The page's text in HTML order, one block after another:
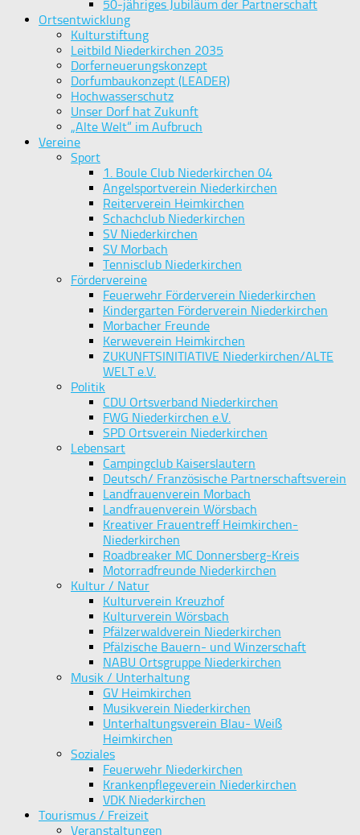
50-jähriges Jubiläum der Partnerschaft
Ortsentwicklung
Kulturstiftung
Leitbild Niederkirchen 2035
Dorferneuerungskonzept
Dorfumbaukonzept (LEADER)
Hochwasserschutz
Unser Dorf hat Zukunft
„Alte Welt“ im Aufbruch
Vereine
Sport
1. Boule Club Niederkirchen 04
Angelsportverein Niederkirchen
Reiterverein Heimkirchen
Schachclub Niederkirchen
SV Niederkirchen
SV Morbach
Tennisclub Niederkirchen
Fördervereine
Feuerwehr Förderverein Niederkirchen
Kindergarten Förderverein Niederkirchen
Morbacher Freunde
Kerweverein Heimkirchen
ZUKUNFTSINITIATIVE Niederkirchen/ALTE
WELT e.V.
Politik
CDU Ortsverband Niederkirchen
FWG Niederkirchen e.V.
SPD Ortsverein Niederkirchen
Lebensart
Campingclub Kaiserslautern
Deutsch/ Französische Partnerschaftsverein
Landfrauenverein Morbach
Landfrauenverein Wörsbach
Kreativer Frauentreff Heimkirchen-
Niederkirchen
Roadbreaker MC Donnersberg-Kreis
Motorradfreunde Niederkirchen
Kultur / Natur
Kulturverein Kreuzhof
Kulturverein Wörsbach
Pfälzerwaldverein Niederkirchen
Pfälzische Bauern- und Winzerschaft
NABU Ortsgruppe Niederkirchen
Musik / Unterhaltung
GV Heimkirchen
Musikverein Niederkirchen
Unterhaltungsverein Blau- Weiß
Heimkirchen
Soziales
Feuerwehr Niederkirchen
Krankenpflegeverein Niederkirchen
VDK Niederkirchen
Tourismus / Freizeit
Veranstaltungen